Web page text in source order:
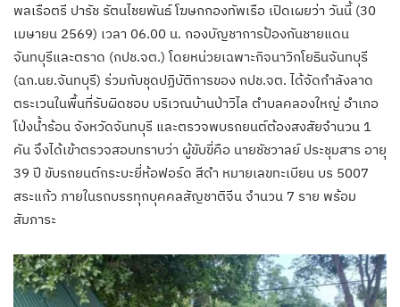
พลเรือตรี ปารัช รัตนไชยพันธ์ โฆษกกองทัพเรือ เปิดเผยว่า วันนี้ (30
เมษายน 2569) เวลา 06.00 น. กองบัญชาการป้องกันชายแดน
จันทบุรีและตราด (กปช.จต.) โดยหน่วยเฉพาะกิจนาวิกโยธินจันทบุรี
(ฉก.นย.จันทบุรี) ร่วมกับชุดปฏิบัติการของ กปช.จต. ได้จัดกำลังลาด
ตระเวนในพื้นที่รับผิดชอบ บริเวณบ้านป่าวิไล ตำบลคลองใหญ่ อำเภอ
โป่งน้ำร้อน จังหวัดจันทบุรี และตรวจพบรถยนต์ต้องสงสัยจำนวน 1
คัน จึงได้เข้าตรวจสอบทราบว่า ผู้ขับขี่คือ นายชัชวาลย์ ประชุมสาร อายุ
39 ปี ขับรถยนต์กระบะยี่ห้อฟอร์ด สีดำ หมายเลขทะเบียน บร 5007
สระแก้ว ภายในรถบรรทุกบุคคลสัญชาติจีน จำนวน 7 ราย พร้อม
สัมภาระ